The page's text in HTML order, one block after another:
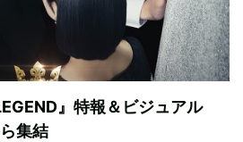
』特報＆ビジュアル
集結